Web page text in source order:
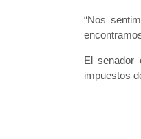
“Nos
El senador
impuestos